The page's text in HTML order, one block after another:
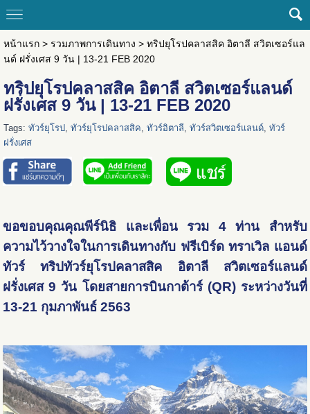
หน้าแรก> รวมภาพการเดินทาง > ทริปยุโรปคลาสสิค อิตาลี สวิตเซอร์แล
นด์ ฝรั่งเศส 9 วัน | 13-21 FEB 2020
ทริปยุโรปคลาสสิค อิตาลี สวิตเซอร์แลนด์
ฝรั่งเศส 9 วัน | 13-21 FEB 2020
Tags: ทัวร์ยุโรป, ทัวร์ยุโรปคลาสสิค, ทัวร์อิตาลี, ทัวร์สวิตเซอร์แลนด์, ทัวร์
ฝรั่งเศส
ขอขอบคุณคุณพีร์นิธิ และเพื่อน รวม 4 ท่าน สำหรับ
ความไว้วางใจในการเดินทางกับ ฟรีเบิร์ด ทราเวิล แอนด์
ทัวร์ ทริปทัวร์ยุโรปคลาสสิค อิตาลี สวิตเซอร์แลนด์
ฝรั่งเศส 9 วัน โดยสายการบินกาต้าร์ (QR) ระหว่างวันที่
13-21 กุมภาพันธ์ 2563